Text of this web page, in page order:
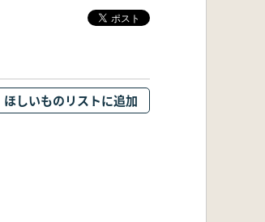
ほしいものリストに追加